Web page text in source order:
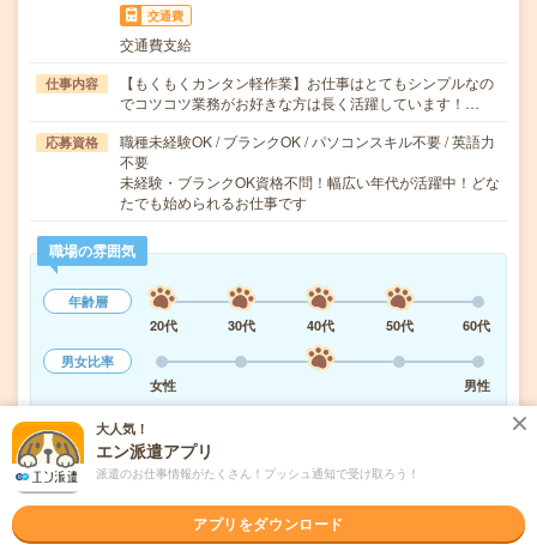
交通費
交通費支給
仕事内容
【もくもくカンタン軽作業】お仕事はとてもシンプルなの
でコツコツ業務がお好きな方は長く活躍しています！…
応募資格
職種未経験OK / ブランクOK / パソコンスキル不要 / 英語力
不要
未経験・ブランクOK資格不問！幅広い年代が活躍中！どな
たでも始められるお仕事です
職場の雰囲気
年齢層
20代
30代 40代 50代
60代
男女比率
女性
男性
気になる! 応募へ進む 詳しく見る
大人気！
エン派遣アプリ
派遣のお仕事情報がたくさん！プッシュ通知で受け取ろう！
アプリをダウンロード